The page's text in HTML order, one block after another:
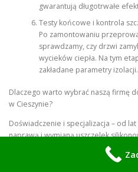
gwarantują długotrwałe
Testy końcowe i kontrola
Po zamontowaniu
sprawdzamy, czy drzwi
wycieków ciepła. Na tym
zakładane parametry izolacji.
Dlaczego warto wybrać naszą firmę
w Cieszynie?
Doświadczenie i specjalizacja – od
naprawą i wymianą uszczelek
Szybka realizacja – działamy